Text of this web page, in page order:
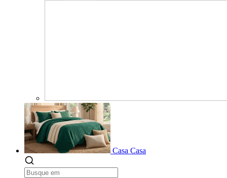
Casa Casa